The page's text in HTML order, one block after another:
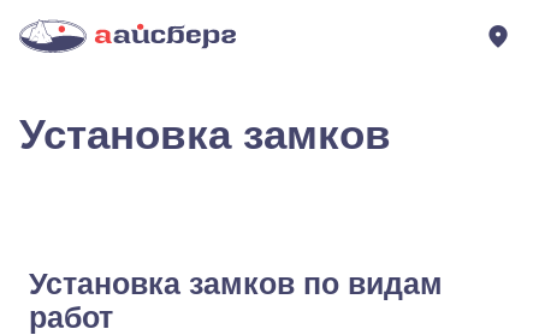
Установка замков
Установка замков по видам
работ